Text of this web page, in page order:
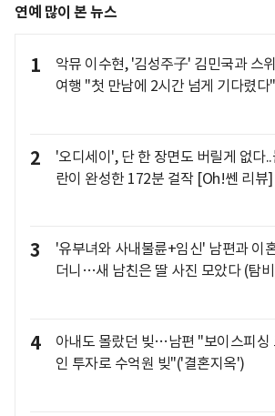
연예 많이 본 뉴스
1
악뮤 이수현, '김성주子' 김민국과 스
여행 "첫 만남에 2시간 넘게 기다렸다"
2
'오디세이', 단 한 장면도 버릴게 없다
란이 완성한 172분 걸작 [Oh!쎈 리뷰]
3
'유부녀와 사내불륜+임신' 남편과 이
더니…새 남친은 딸 사진 모았다 (탐
4
아내도 몰랐던 빚…남편 "보이스피싱
인 투자로 수억원 빚"('결혼지옥')